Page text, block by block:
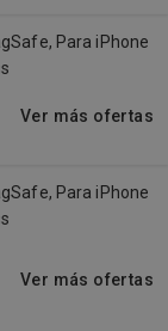
Para iPhone
Ver más ofertas
Para iPhone
Ver más ofertas